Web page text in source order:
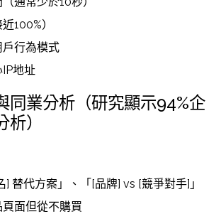
100%）
行為模式
地址
同業分析（研究顯示94%企
）
] 替代方案」、「[品牌] vs [競爭對手]」
面但從不購買